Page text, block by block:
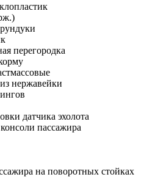
перегородка
нержавейки
датчика эхолота
пассажира
на поворотных стойках